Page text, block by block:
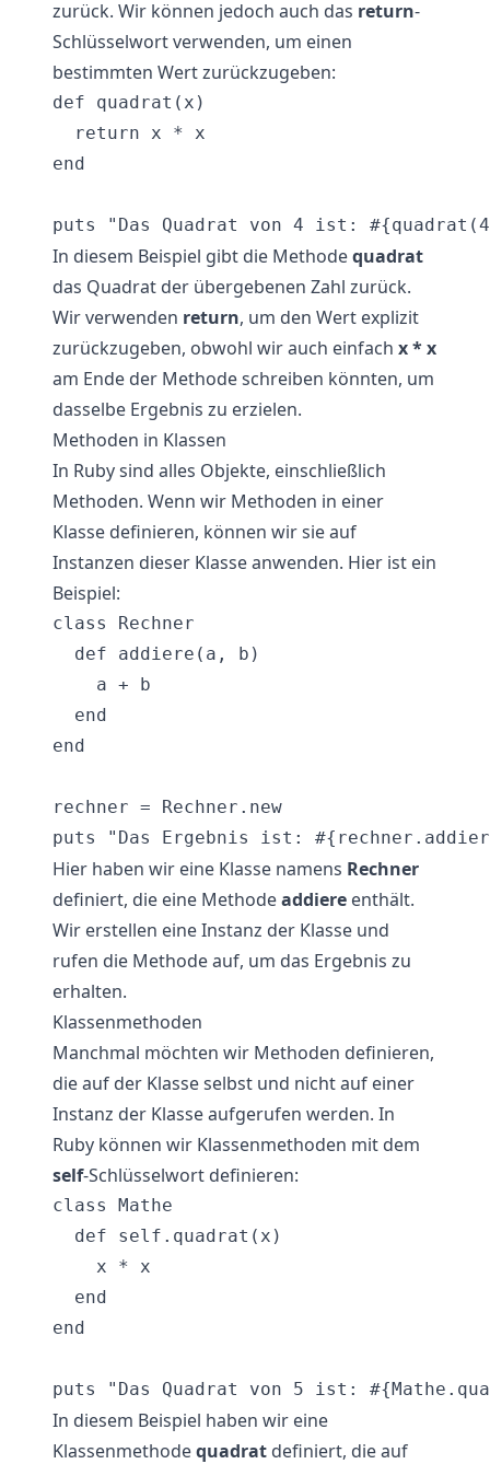
zurück. Wir können jedoch auch das return-
Schlüsselwort verwenden, um einen
bestimmten Wert zurückzugeben:
def quadrat(x)
  return x * x
end
In diesem Beispiel gibt die Methodequadrat
das Quadrat der übergebenen Zahl zurück.
Wir verwenden return, um den Wert explizit
zurückzugeben, obwohl wir auch einfach x * x
am Ende der Methode schreiben könnten, um
dasselbe Ergebnis zu erzielen.
Methoden in Klassen
In Ruby sind alles Objekte, einschließlich
Methoden. Wenn wir Methoden in einer
Klasse definieren, können wir sie auf
Instanzen dieser Klasse anwenden. Hier ist ein
Beispiel:
class Rechner
  def addiere(a, b)
    a + b
  end
end
rechner = Rechner.new
Hier haben wir eine Klasse namens Rechner
definiert, die eine Methodeaddiere enthält.
Wir erstellen eine Instanz der Klasse und
rufen die Methode auf, um das Ergebnis zu
erhalten.
Klassenmethoden
Manchmal möchten wir Methoden definieren,
die auf der Klasse selbst und nicht auf einer
Instanz der Klasse aufgerufen werden. In
Ruby können wir Klassenmethoden mit dem
self-Schlüsselwort definieren:
class Mathe
  def self.quadrat(x)
    x * x
  end
end
In diesem Beispiel haben wir eine
Klassenmethodequadrat definiert, die auf